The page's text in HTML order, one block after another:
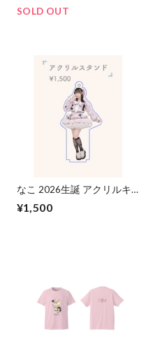
SOLD OUT
なこ 2026生誕 アクリルキ
¥1,500